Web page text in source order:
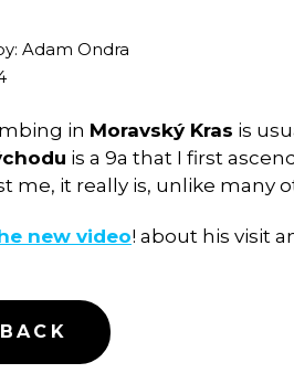
Adam Ondra
in Moravský Kras is
is a 9a that I first
me, it really is, unlike many
new video! about his visit
BACK